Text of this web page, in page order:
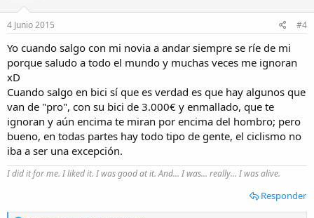
n
e
s
4 Junio 2015 #4
Yo cuando salgo con mi novia a andar siempre se ríe de mi
porque saludo a todo el mundo y muchas veces me ignoran
xD
Cuando salgo en bici sí que es verdad es que hay algunos que
van de "pro", con su bici de 3.000€ y enmallado, que te
ignoran y aún encima te miran por encima del hombro; pero
bueno, en todas partes hay todo tipo de gente, el ciclismo no
iba a ser una excepción.
I did it for me. I liked it. I was good at it. And... I was... really... I was alive.
Responder